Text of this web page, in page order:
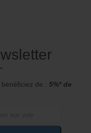
de : 5%* de